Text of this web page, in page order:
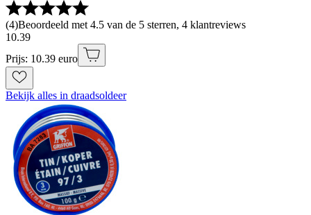
(4)Beoordeeld met 4.5 van de 5 sterren, 4 klantreviews
10.39
Prijs: 10.39 euro
Bekijk alles in draadsoldeer